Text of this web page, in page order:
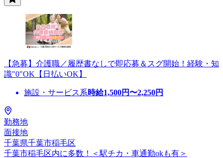
【急募】介護職／履歴書なしで即応募＆スグ開始！経験・知
識"0"OK【日払いOK】
施設・サービス系時給1,500円〜2,250円
勤務地
面接地
千葉県千葉市稲毛区
千葉市稲毛区内に多数！＜駅チカ・車通勤okも有＞